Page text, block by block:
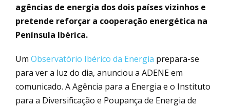
agências de energia dos dois países vizinhos e
pretende reforçar a cooperação energética na
Península Ibérica.
Um Observatório Ibérico da Energia prepara-se
para ver a luz do dia, anunciou a ADENE em
comunicado. A Agência para a Energia e o Instituto
para a Diversificação e Poupança de Energia de